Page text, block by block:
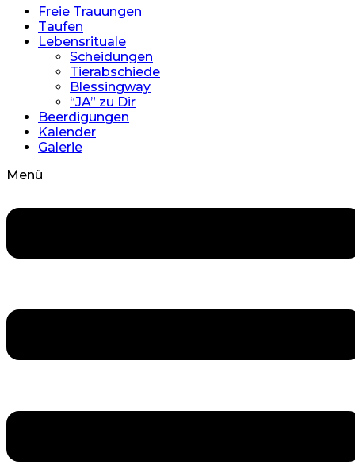
Freie Trauungen
Taufen
Lebensrituale
Scheidungen
Tierabschiede
Blessingway
“JA” zu Dir
Beerdigungen
Kalender
Galerie
Menü